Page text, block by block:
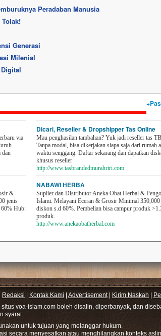
Peradaban Manusia
Generasi
Milenial
via
dan
&
jenis
60% Hub:
Dicari, Reseller & Dropshipper Tas Online
Mau penghasilan tambahan? Yuk jadi reseller tas
Tanpa modal, bisa dikerjakan siapa saja dari rumah
waktu senggang. Daftar sekarang dan dapatkan
khusus reseller
http://www.tasbrandedmurahriri.com
NABAWI HERBA
Suplier dan Distributor Aneka Obat Herbal &
Islami. Melayani Eceran & Grosir Minimal 350,000
diskon s.d 60%. Pembelian bisa campur produk
produk.
http://www.anekaobatherbal.com
Redaksi Kontak Kami Advertisement| Kirim Naskah
voa-islam.com boleh disalin, diperbanyak, dan
syarat:
untuk tujuan yang melanggar hukum.
secara menyesatkan atau menghilangkan konteks